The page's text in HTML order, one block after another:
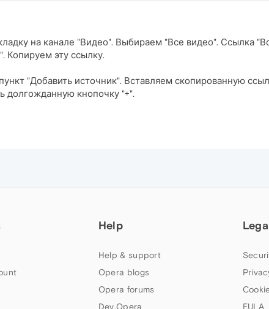
на канале "Видео". Выбираем "Все видео". Ссылка
Копируем эту ссылку.
"Добавить источник". Вставляем скопированную
долгожданную кнопочку "+".
Help
Help & support
Opera blogs
Opera forums
Dev.Opera
EULA